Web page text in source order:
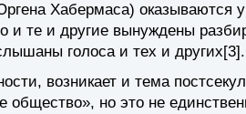
Хабермаса) оказываются
и те и другие вынуждены
голоса и тех и других[3].
возникает и тема
общество», но это не